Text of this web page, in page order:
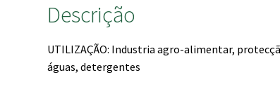
Descrição
UTILIZAÇÃO: Industria agro-alimentar,
águas, detergentes